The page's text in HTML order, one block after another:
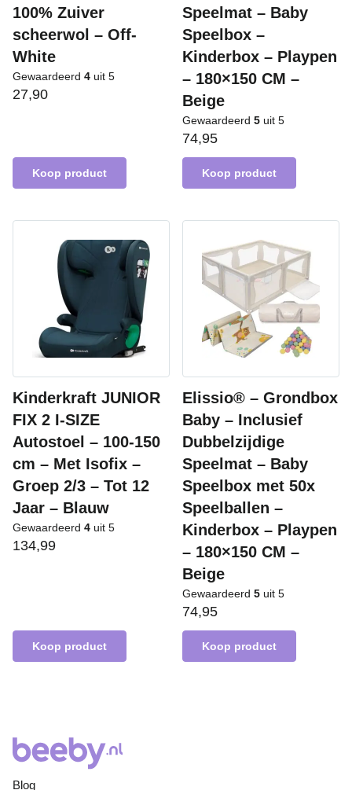
100% Zuiver
scheerwol – Off-
White
Gewaardeerd 4 uit 5
27,90
Koop product
Speelmat – Baby
Speelbox –
Kinderbox – Playpen
– 180×150 CM –
Beige
Gewaardeerd 5 uit 5
74,95
Koop product
Kinderkraft JUNIOR
FIX 2 I-SIZE
Autostoel – 100-150
cm – Met Isofix –
Groep 2/3 – Tot 12
Jaar – Blauw
Gewaardeerd 4 uit 5
134,99
Koop product
Elissio® – Grondbox
Baby – Inclusief
Dubbelzijdige
Speelmat – Baby
Speelbox met 50x
Speelballen –
Kinderbox – Playpen
– 180×150 CM –
Beige
Gewaardeerd 5 uit 5
74,95
Koop product
Blog